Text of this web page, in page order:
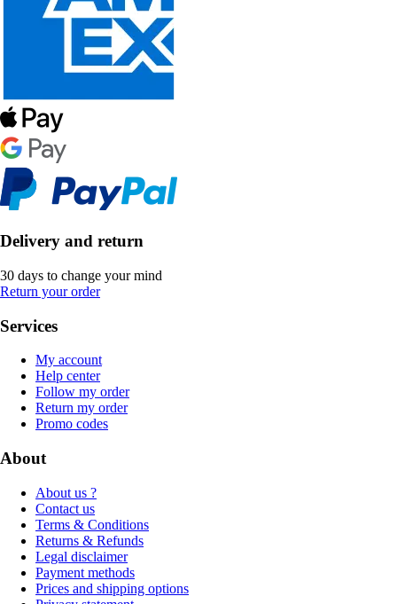
Delivery and return
30 days to change your mind
Return your order
Services
My account
Help center
Follow my order
Return my order
Promo codes
About
About us ?
Contact us
Terms & Conditions
Returns & Refunds
Legal disclaimer
Payment methods
Prices and shipping options